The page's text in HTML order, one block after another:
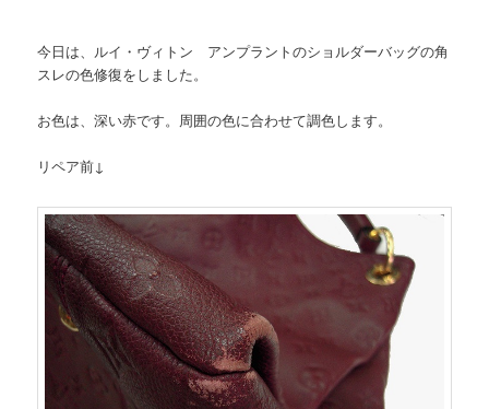
今日は、ルイ・ヴィトン アンプラントのショルダーバッグの角
スレの色修復をしました。
お色は、深い赤です。周囲の色に合わせて調色します。
リペア前↓